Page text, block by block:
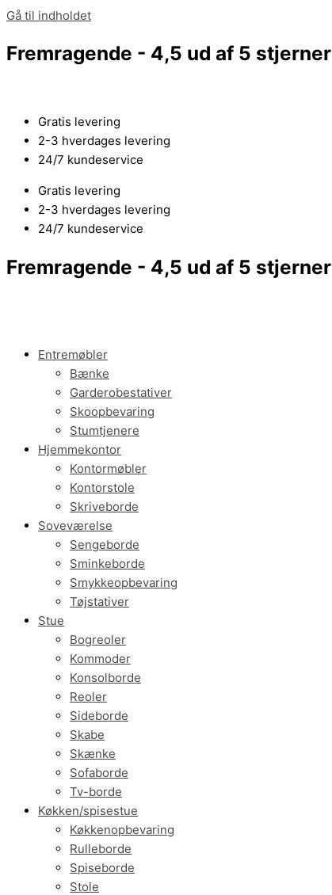
Gå til indholdet
Fremragende - 4,5 ud af 5 stjerner
Gratis levering
2-3 hverdages levering
24/7 kundeservice
Gratis levering
2-3 hverdages levering
24/7 kundeservice
Fremragende - 4,5 ud af 5 stjerner
Entremøbler
Bænke
Garderobestativer
Skoopbevaring
Stumtjenere
Hjemmekontor
Kontormøbler
Kontorstole
Skriveborde
Soveværelse
Sengeborde
Sminkeborde
Smykkeopbevaring
Tøjstativer
Stue
Bogreoler
Kommoder
Konsolborde
Reoler
Sideborde
Skabe
Skænke
Sofaborde
Tv-borde
Køkken/spisestue
Køkkenopbevaring
Rulleborde
Spiseborde
Stole